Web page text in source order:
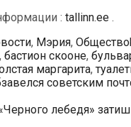
: tallinn.ee .
, Мэрия, Общество
, бастион скооне,
маргарита,
советским
лебедя»